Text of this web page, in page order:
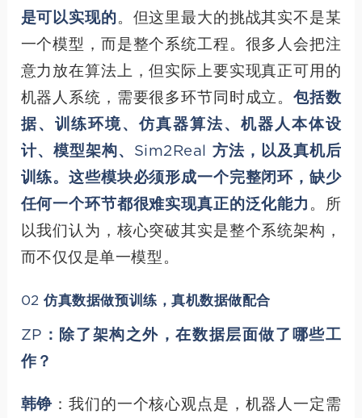
是可以实现的 。但这里最大的挑战其实不是某
一个模型，而是整个系统工程。很多人会把注
意力放在算法上，但实际上要实现真正可用的
机器人系统，需要很多环节同时成立。包括数
据、训练环境、仿真器算法、机器人本体设
计、模型架构、Sim2Real 方法，以及真机后
训练。这些模块必须形成一个完整闭环，缺少
任何一个环节都很难实现真正的泛化能力 。所
以我们认为，核心突破其实是整个系统架构，
而不仅仅是单一模型。
02 仿真数据做预训练，真机数据做配合
ZP：除了架构之外，在数据层面做了哪些工
作？
韩铮 ：我们的一个核心观点是，机器人一定需